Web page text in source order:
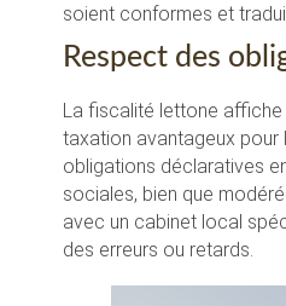
soient conformes et
Respect des
La fiscalité lettone
taxation avantageux pour
obligations déclaratives
sociales, bien que
avec un cabinet local
des erreurs ou retards.